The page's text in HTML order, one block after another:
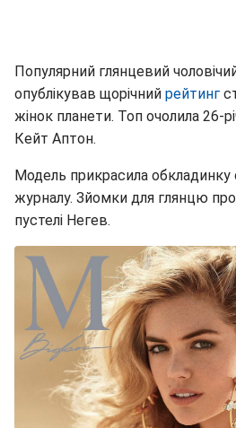
Популярний глянцевий
опублікував щорічний рейтинг
жінок планети. Топ очолила 26-
Кейт Аптон.
Модель прикрасила обкладинку
журналу. Зйомки для глянцю
пустелі Негев.